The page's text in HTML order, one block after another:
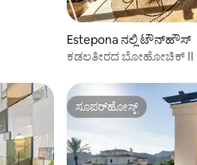
Estepona ನಲ್ಲಿ ಟೌನ್‌ಹೌಸ್
ಕಡಲತೀರದ ಬೋಹೋಚಿಕ್ II ಪೂಲ್+ ಡೈರೆಕ್ಟ್
ಸೂಪರ್‌ಹೋಸ್ಟ್
ಸೂಪರ್‌ಹೋಸ್ಟ್